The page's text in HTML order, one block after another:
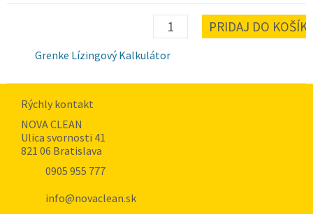
Grenke Lízingový Kalkulátor
Rýchly kontakt
NOVA CLEAN
Ulica svornosti 41
821 06 Bratislava
0905 955 777
info@novaclean.sk